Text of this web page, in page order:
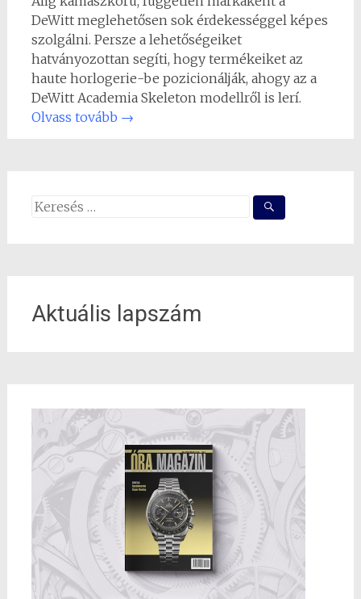
DeWitt meglehetősen sok érdekességgel képes
szolgálni. Persze a lehetőségeiket
hatványozottan segíti, hogy termékeiket az
haute horlogerie-be pozicionálják, ahogy az a
DeWitt Academia Skeleton modellről is lerí.
Olvass tovább →
Search
Aktuális lapszám